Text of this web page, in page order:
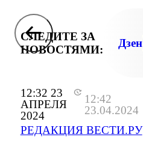
12:32 23
АПРЕЛЯ
2024
12:42
23.04.2024
РЕДАКЦИЯ ВЕСТИ.РУ
СЛЕДИТЕ ЗА
НОВОСТЯМИ:
Дзен